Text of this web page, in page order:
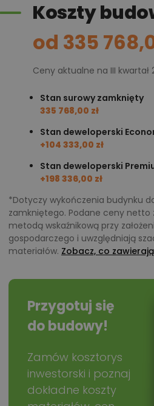
Zadzwoń52 384 49 90lub
Koszty
od 335
Ceny aktualne na III kwartał
Stan surowy zamknięty
335 768,00 zł
Stan deweloperski
+104 333,00 zł
Stan deweloperski
+198 336,00 zł
*Dotyczy wykończenia budynku
zamkniętego. Podane ceny netto
metodą wskaźnikową przy
gospodarczego i uwzględniają
materiałów. Zobacz, co
Przygotuj się
do budowy!
Zamów kosztorys
inwestorski i poznaj
dokładne koszty